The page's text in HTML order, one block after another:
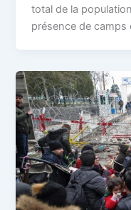
total de la
présence de camps